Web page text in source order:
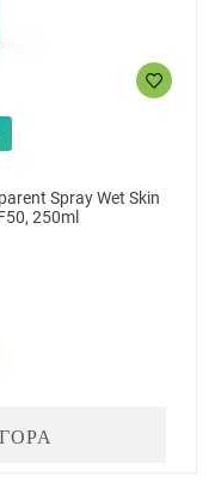
Spray Wet Skin
Σώματος SPF50, 250ml